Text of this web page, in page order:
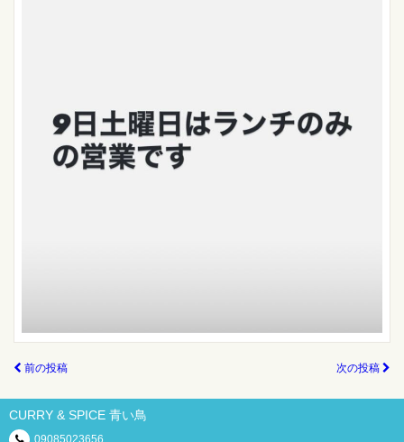
前の投稿 次の投稿
CURRY & SPICE 青い鳥
09085023656